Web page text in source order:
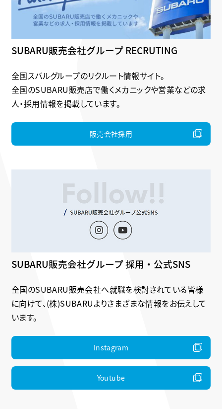
SUBARU販売会社グループ RECRUTING
全国スバルグループのリクルート情報サイト。
全国のSUBARU販売店で働くメカニックや営業などの求
人・採用情報を掲載しています。
販売会社採用
SUBARU販売会社グループ 採用・公式SNS
全国のSUBARU販売会社へ就職を検討されている皆様
に向けて、(株)SUBARUよりさまざまな情報をお伝えして
います。
Instagram
Youtube